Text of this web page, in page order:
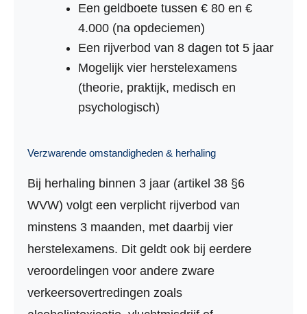
Een geldboete tussen € 80 en €
4.000 (na opdeciemen)
Een rijverbod van 8 dagen tot 5 jaar
Mogelijk vier herstelexamens
(theorie, praktijk, medisch en
psychologisch)
Verzwarende omstandigheden & herhaling
Bij herhaling binnen 3 jaar (artikel 38 §6
WVW) volgt een verplicht rijverbod van
minstens 3 maanden, met daarbij vier
herstelexamens. Dit geldt ook bij eerdere
veroordelingen voor andere zware
verkeersovertredingen zoals